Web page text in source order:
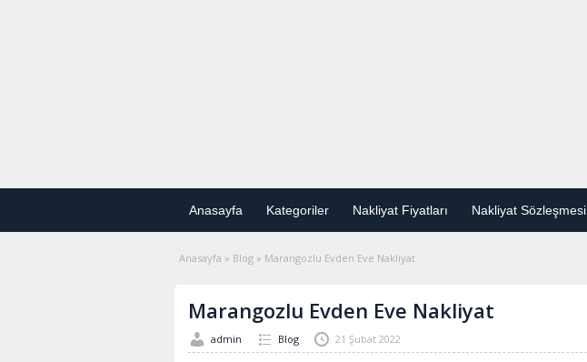
Anasayfa Kategoriler Nakliyat Fiyatları Nakliyat Sözleşmesi
Anasayfa » Blog » Marangozlu Evden Eve Nakliyat
Marangozlu Evden Eve Nakliyat
admin Blog 21 Şubat 2022